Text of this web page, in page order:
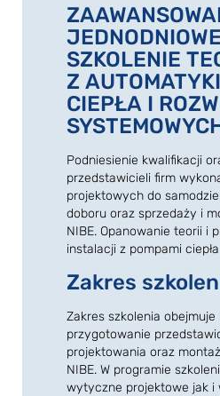
JEDNODNIOWE
SZKOLENIE
Z
CIEPŁA I
Podniesienie kwalifikacji
przedstawicieli firm
projektowych do
doboru oraz sprzedaży i
NIBE. Opanowanie teorii i
instalacji z pompami
Zakres
Zakres szkolenia obejmuje
przygotowanie
projektowania oraz
NIBE. W programie
wytyczne projektowe jak i